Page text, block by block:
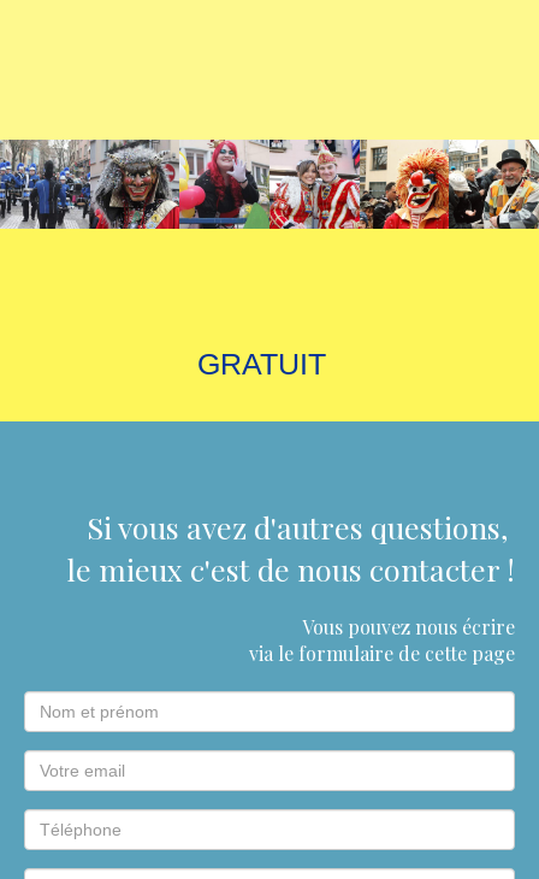
GRATUIT
Si vous avez d'autres questions,
le mieux c'est de nous contacter !
Vous pouvez nous écrire
via le formulaire de cette page